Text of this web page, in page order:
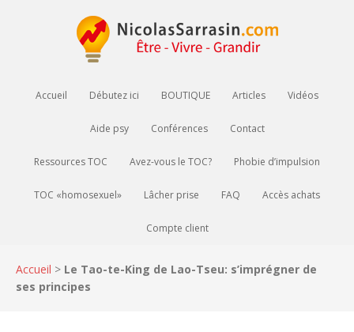
Accueil Débutez ici BOUTIQUE Articles Vidéos
Aide psy Conférences Contact
Ressources TOC Avez-vous le TOC? Phobie d’impulsion
TOC «homosexuel» Lâcher prise FAQ Accès achats
Compte client
Accueil > Le Tao-te-King de Lao-Tseu: s’imprégner de
ses principes